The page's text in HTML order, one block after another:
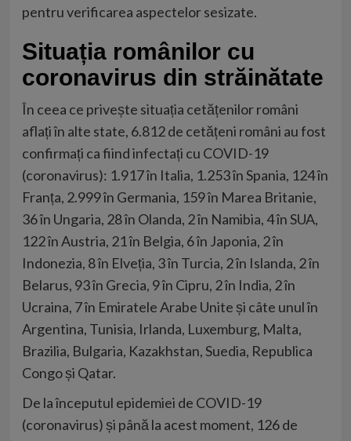
pentru verificarea aspectelor sesizate.
Situația românilor cu
coronavirus din străinătate
În ceea ce privește situația cetățenilor români
aflați în alte state, 6.812 de cetățeni români au fost
confirmați ca fiind infectați cu COVID-19
(coronavirus): 1.917 în Italia, 1.253 în Spania, 124 în
Franța, 2.999 în Germania, 159 în Marea Britanie,
36 în Ungaria, 28 în Olanda, 2 în Namibia, 4 în SUA,
122 în Austria, 21 în Belgia, 6 în Japonia, 2 în
Indonezia, 8 în Elveția, 3 în Turcia, 2 în Islanda, 2 în
Belarus, 93 în Grecia, 9 în Cipru, 2 în India, 2 în
Ucraina, 7 în Emiratele Arabe Unite și câte unul în
Argentina, Tunisia, Irlanda, Luxemburg, Malta,
Brazilia, Bulgaria, Kazakhstan, Suedia, Republica
Congo și Qatar.
De la începutul epidemiei de COVID-19
(coronavirus) și până la acest moment, 126 de